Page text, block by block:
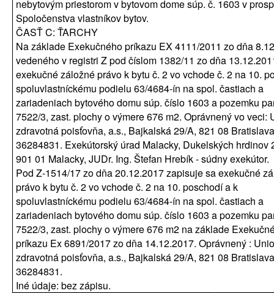
nebytovým priestorom v bytovom dome súp. č. 1603 v
Spoločenstva vlastníkov bytov.
ČASŤ C: ŤARCHY
Na základe Exekučného príkazu EX 4111/2011 zo dňa
vedeného v registri Z pod číslom 1382/11 zo dňa
exekučné záložné právo k bytu č. 2 vo vchode č. 2 na 10.
spoluvlastníckému podielu 63/4684-ín na spol. častiach a
zariadeniach bytového domu súp. číslo 1603 a pozemku
7522/3, zast. plochy o výmere 676 m2. Oprávnený vo veci:
zdravotná poisťovňa, a.s., Bajkalská 29/A, 821 08
36284831. Exekútorský úrad Malacky, Dukelských hrdinov
901 01 Malacky, JUDr. Ing. Štefan Hrebík - súdny exekútor.
Pod Z-1514/17 zo dňa 20.12.2017 zapisuje sa exekučné
právo k bytu č. 2 vo vchode č. 2 na 10. poschodí a k
spoluvlastníckému podielu 63/4684-ín na spol. častiach a
zariadeniach bytového domu súp. číslo 1603 a pozemku
7522/3, zast. plochy o výmere 676 m2 na základe
príkazu Ex 6891/2017 zo dňa 14.12.2017. Oprávnený :
zdravotná poisťovňa, a.s., Bajkalská 29/A, 821 08
36284831.
Iné údaje: bez zápisu.